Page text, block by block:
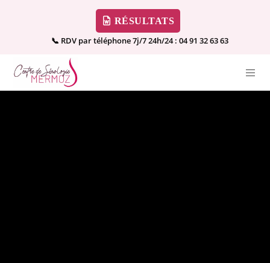
RÉSULTATS
📞 RDV par téléphone 7j/7 24h/24 : 04 91 32 63 63